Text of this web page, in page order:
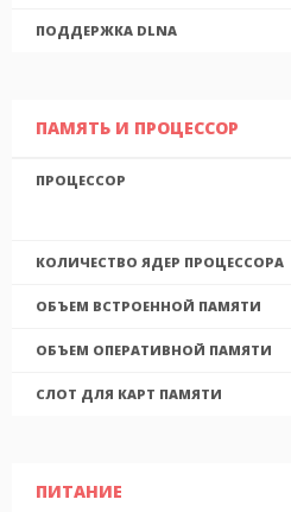
ПОДДЕРЖКА DLNA
ПАМЯТЬ И ПРОЦЕССОР
ПРОЦЕССОР
КОЛИЧЕСТВО ЯДЕР ПРОЦЕССОРА
ОБЪЕМ ВСТРОЕННОЙ ПАМЯТИ
ОБЪЕМ ОПЕРАТИВНОЙ ПАМЯТИ
СЛОТ ДЛЯ КАРТ ПАМЯТИ
ПИТАНИЕ